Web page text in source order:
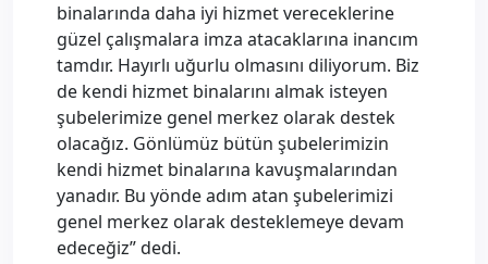
binalarında daha iyi hizmet vereceklerine
güzel çalışmalara imza atacaklarına inancım
tamdır. Hayırlı uğurlu olmasını diliyorum. Biz
de kendi hizmet binalarını almak isteyen
şubelerimize genel merkez olarak destek
olacağız. Gönlümüz bütün şubelerimizin
kendi hizmet binalarına kavuşmalarından
yanadır. Bu yönde adım atan şubelerimizi
genel merkez olarak desteklemeye devam
edeceğiz” dedi.